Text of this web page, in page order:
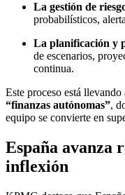
La gestión de
probabilísticos,
La planificación y
de escenarios,
continua.
Este proceso está
“finanzas autónomas”,
equipo se convierte en
España avanza
inflexión